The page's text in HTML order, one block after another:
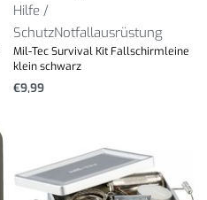
Hilfe /
SchutzNotfallausrüstung
Mil-Tec Survival Kit Fallschirmleine
klein schwarz
€9,99